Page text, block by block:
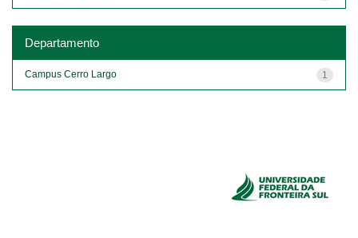
Departamento
1
Campus Cerro Largo